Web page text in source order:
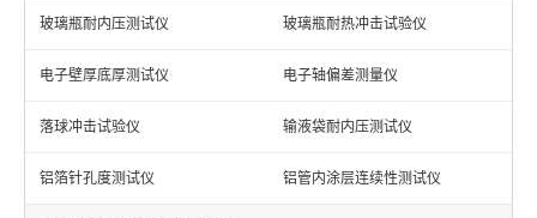
玻璃瓶耐内压测试仪 玻璃瓶耐热冲击试验仪
电子壁厚底厚测试仪 电子轴偏差测量仪
落球冲击试验仪 输液袋耐内压测试仪
铝箔针孔度测试仪 铝管内涂层连续性测试仪